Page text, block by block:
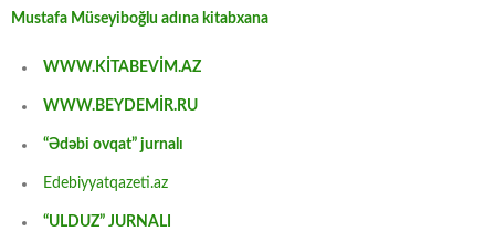
Mustafa Müseyiboğlu adına kitabxana
WWW.KİTABEVİM.AZ
WWW.BEYDEMİR.RU
“Ədəbi ovqat” jurnalı
Edebiyyatqazeti.az
“ULDUZ” JURNALI